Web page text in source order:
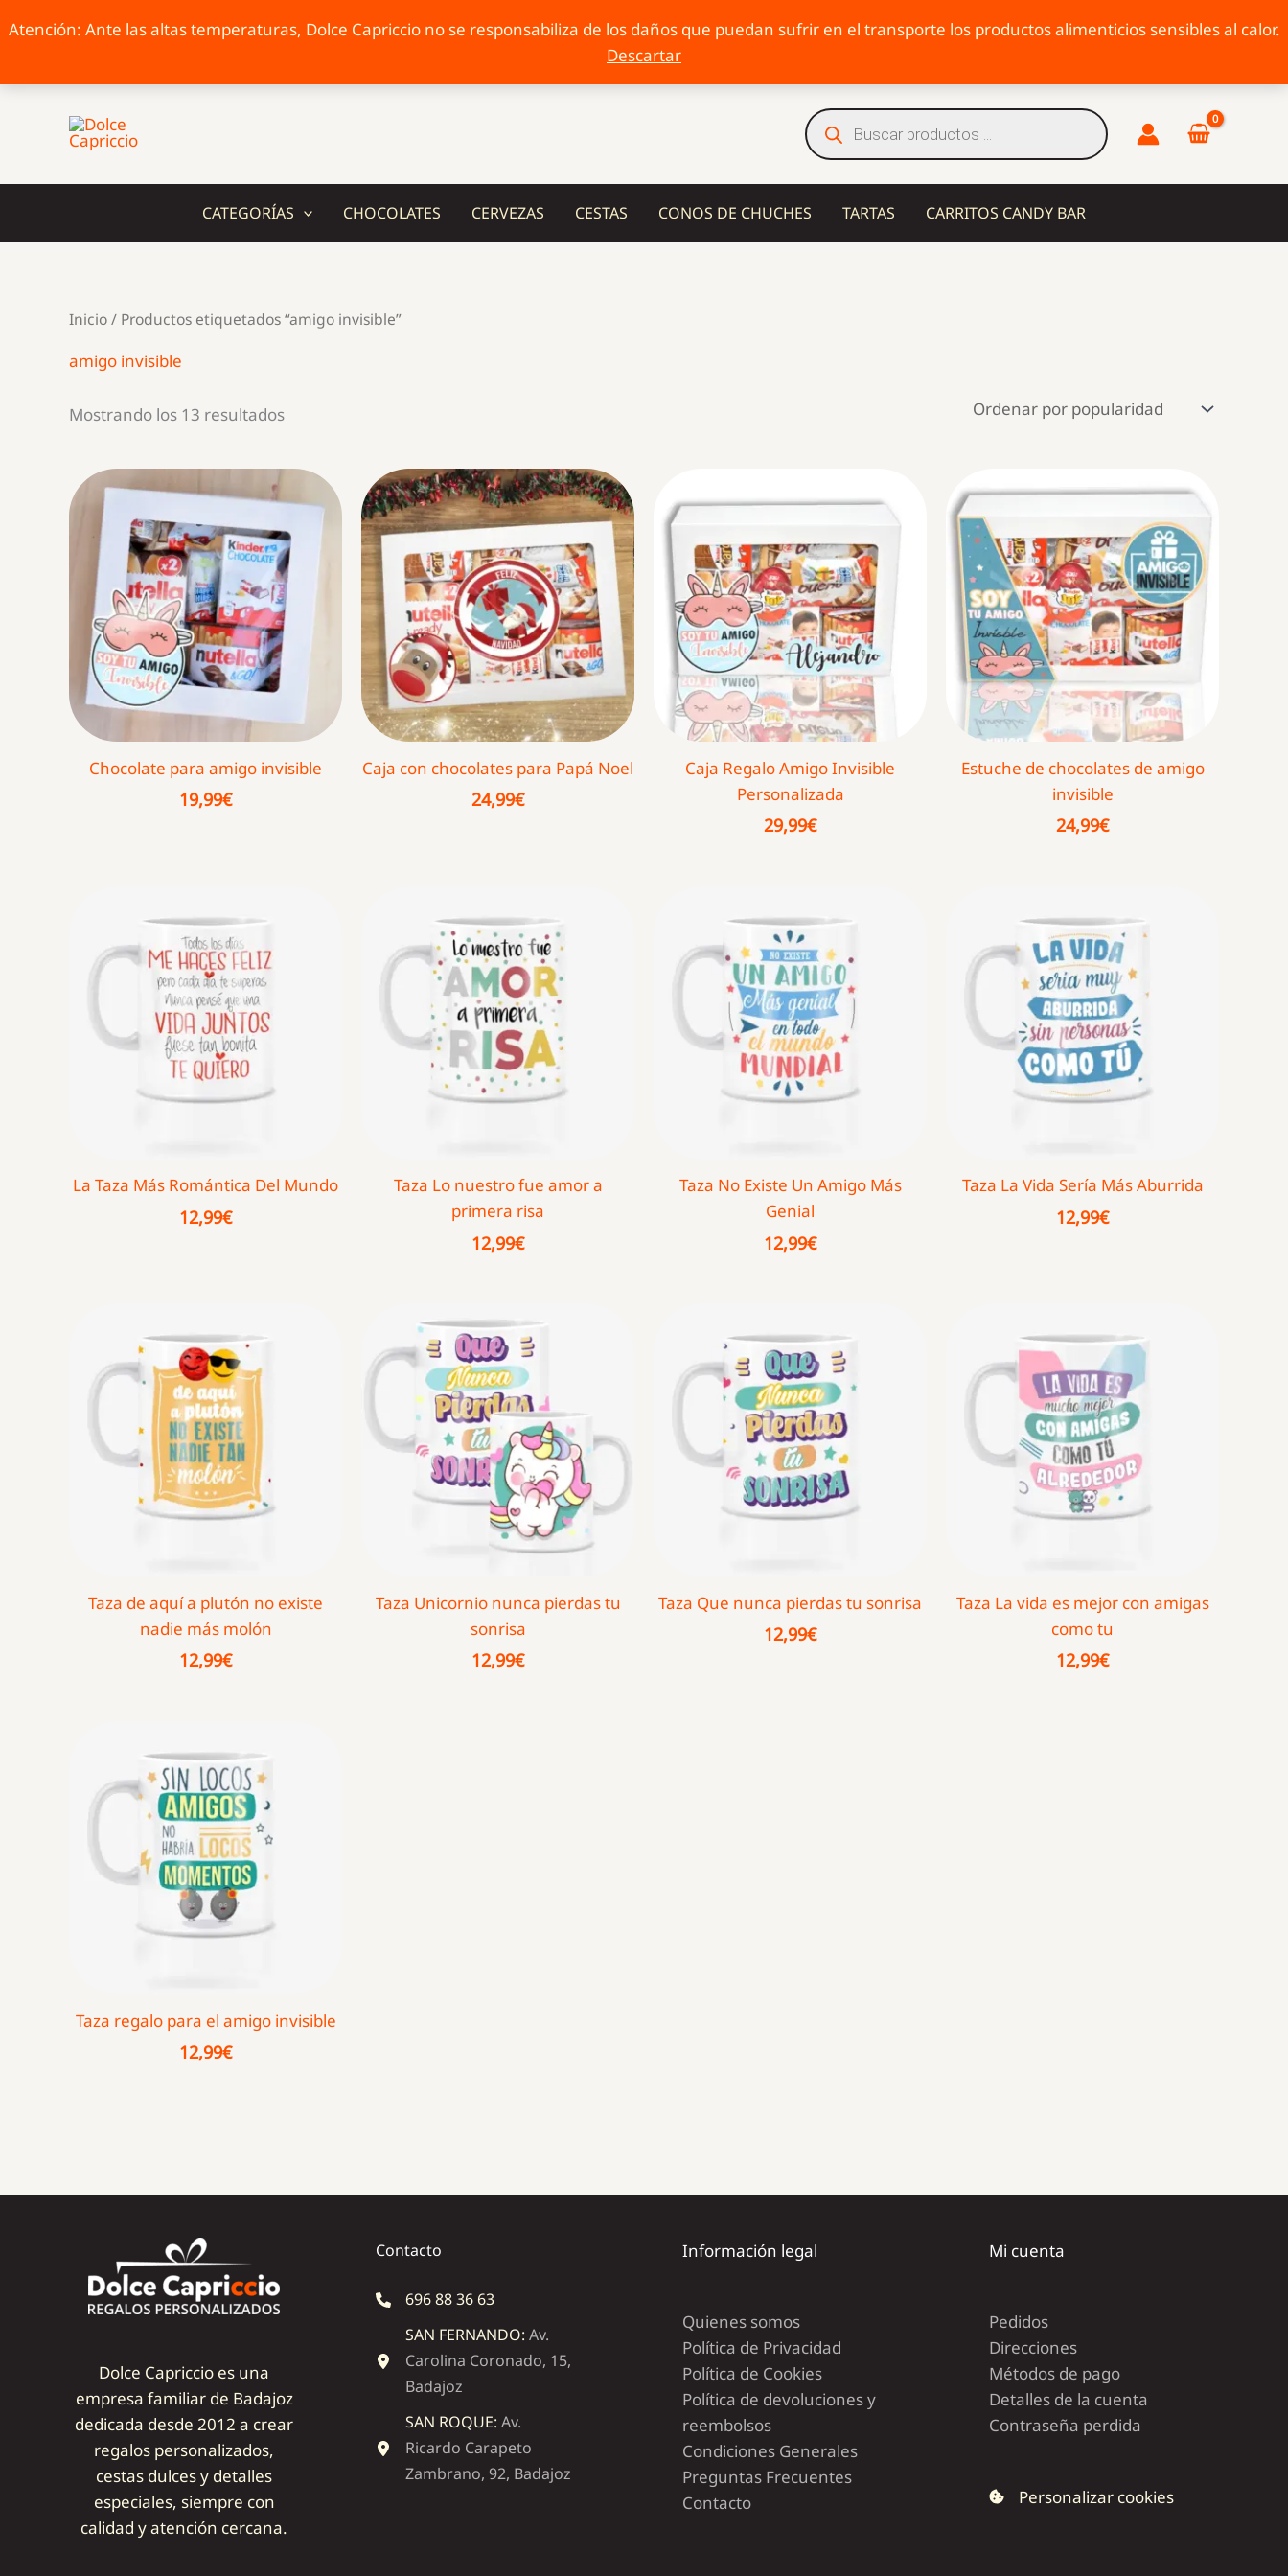
Atención: Ante las altas temperaturas, Dolce Capriccio no se responsabiliza de los daños que puedan sufrir en el transporte los productos alimenticios sensibles al calor.
Descartar
contenido
Búsqueda
de
productos
CATEGORÍAS CHOCOLATES CERVEZAS CESTAS CONOS DE CHUCHES TARTAS CARRITOS CANDY BAR
Inicio/ Productos etiquetados “amigo invisible”
amigo invisible
Mostrando los 13 resultadosOrdenado
Chocolate para amigo invisible
19,99€
Caja con chocolates para Papá Noel
24,99€
Caja Regalo Amigo Invisible
Personalizada
29,99€
Estuche de chocolates de amigo
invisible
24,99€
La Taza Más Romántica Del Mundo
12,99€
Taza Lo nuestro fue amor a
primera risa
12,99€
Taza No Existe Un Amigo Más
Genial
12,99€
Taza La Vida Sería Más Aburrida
12,99€
Taza de aquí a plutón no existe
nadie más molón
12,99€
Taza Unicornio nunca pierdas tu
sonrisa
12,99€
Taza Que nunca pierdas tu sonrisa
12,99€
Taza La vida es mejor con amigas
como tu
12,99€
Taza regalo para el amigo invisible
12,99€
Dolce Capriccio es una
empresa familiar de Badajoz
dedicada desde 2012 a crear
regalos personalizados,
cestas dulces y detalles
especiales, siempre con
calidad y atención cercana.
Contacto
696 88 36 63
SAN FERNANDO: Av.
Carolina Coronado, 15,
Badajoz
SAN ROQUE: Av.
Ricardo Carapeto
Zambrano, 92, Badajoz
Información legal
Quienes somos
Política de Privacidad
Política de Cookies
Política de devoluciones y
reembolsos
Condiciones Generales
Preguntas Frecuentes
Contacto
Mi cuenta
Pedidos
Direcciones
Métodos de pago
Detalles de la cuenta
Contraseña perdida
Personalizar cookies